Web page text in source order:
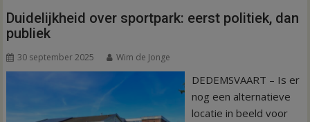
Duidelijkheid over sportpark: eerst politiek, dan
publiek
30 september 2025 Wim de Jonge
DEDEMSVAART – Is er
nog een alternatieve
locatie in beeld voor